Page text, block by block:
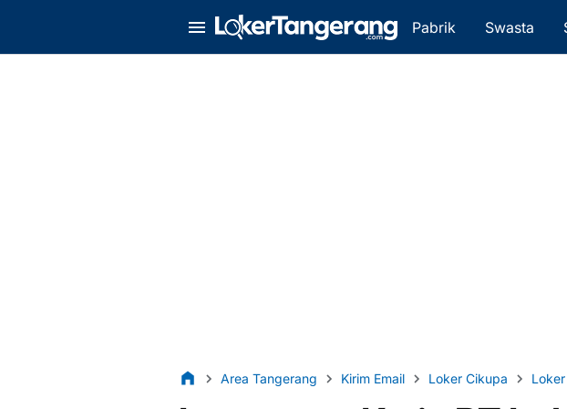
Pabrik Swasta
Area Tangerang Kirim Email Loker Cikupa